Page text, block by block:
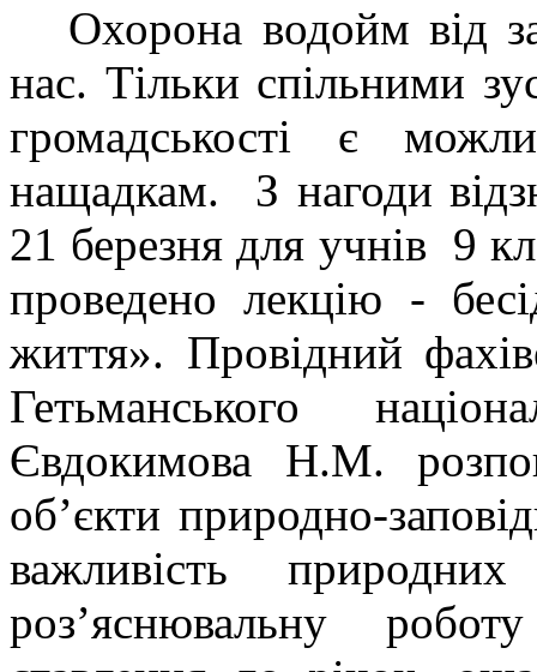
Охорона водойм від
нас. Тільки спільними
громадськості є
нащадкам. З нагоди
21 березня для учнів 9
проведено лекцію -
життя». Провідний
Гетьманського
Євдокимова Н.М.
об’єкти природно-
важливість
роз’яснювальну